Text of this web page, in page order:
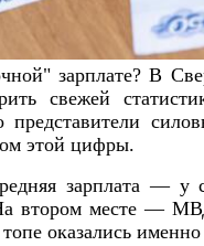
зарплате? В
свежей
представители
этой цифры.
зарплата — у
втором месте —
топе оказались